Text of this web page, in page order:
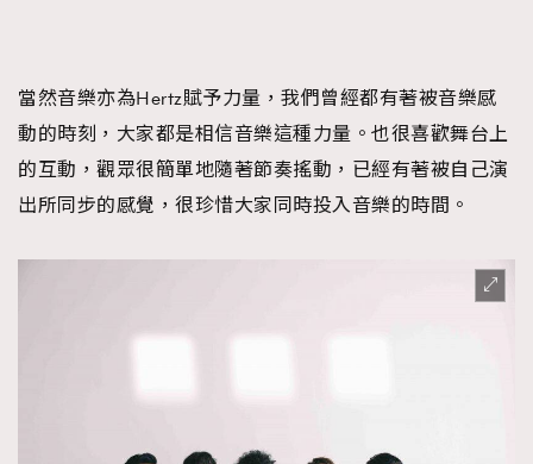
當然音樂亦為Hertz賦予力量，我們曾經都有著被音樂感
動的時刻，大家都是相信音樂這種力量。也很喜歡舞台上
的互動，觀眾很簡單地隨著節奏搖動，已經有著被自己演
出所同步的感覺，很珍惜大家同時投入音樂的時間。